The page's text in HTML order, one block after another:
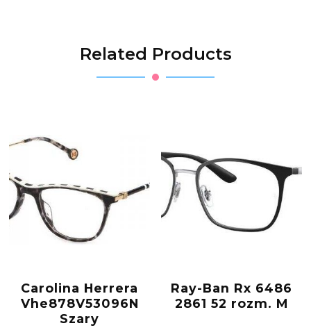
Related Products
Carolina Herrera
Vhe878V53096N
Szary
Ray-Ban Rx 6486
2861 52 rozm. M